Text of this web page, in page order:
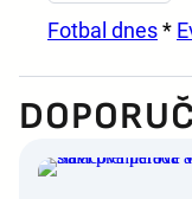
Fotbal dnes*